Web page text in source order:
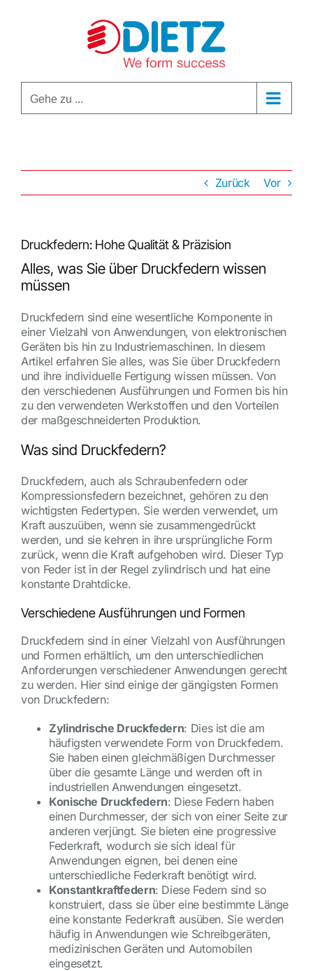
Gehe zu ...
Zurück Vor
Druckfedern: Hohe Qualität & Präzision
Alles, was Sie über Druckfedern wissen
müssen
Druckfedern sind eine wesentliche Komponente in
einer Vielzahl von Anwendungen, von elektronischen
Geräten bis hin zu Industriemaschinen. In diesem
Artikel erfahren Sie alles, was Sie über Druckfedern
und ihre individuelle Fertigung wissen müssen. Von
den verschiedenen Ausführungen und Formen bis hin
zu den verwendeten Werkstoffen und den Vorteilen
der maßgeschneiderten Produktion.
Was sind Druckfedern?
Druckfedern, auch als Schraubenfedern oder
Kompressionsfedern bezeichnet, gehören zu den
wichtigsten Federtypen. Sie werden verwendet, um
Kraft auszuüben, wenn sie zusammengedrückt
werden, und sie kehren in ihre ursprüngliche Form
zurück, wenn die Kraft aufgehoben wird. Dieser Typ
von Feder ist in der Regel zylindrisch und hat eine
konstante Drahtdicke.
Verschiedene Ausführungen und Formen
Druckfedern sind in einer Vielzahl von Ausführungen
und Formen erhältlich, um den unterschiedlichen
Anforderungen verschiedener Anwendungen gerecht
zu werden. Hier sind einige der gängigsten Formen
von Druckfedern:
Zylindrische Druckfedern: Dies ist die am
häufigsten verwendete Form von Druckfedern.
Sie haben einen gleichmäßigen Durchmesser
über die gesamte Länge und werden oft in
industriellen Anwendungen eingesetzt.
Konische Druckfedern: Diese Federn haben
einen Durchmesser, der sich von einer Seite zur
anderen verjüngt. Sie bieten eine progressive
Federkraft, wodurch sie sich ideal für
Anwendungen eignen, bei denen eine
unterschiedliche Federkraft benötigt wird.
Konstantkraftfedern: Diese Federn sind so
konstruiert, dass sie über eine bestimmte Länge
eine konstante Federkraft ausüben. Sie werden
häufig in Anwendungen wie Schreibgeräten,
medizinischen Geräten und Automobilen
eingesetzt.